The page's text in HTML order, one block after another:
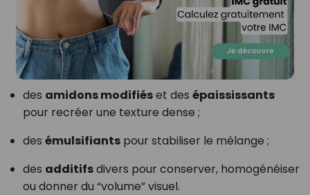
des amidons modifiéset des épaississants
pour recréer une texture dense ;
des émulsifiantspour stabiliser le mélange ;
des additifsdivers pour conserver, homogénéiser
ou donner du “volume” visuel.